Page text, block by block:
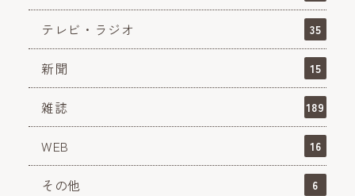
テレビ・ラジオ 35
新聞 15
雑誌 189
WEB 16
その他 6